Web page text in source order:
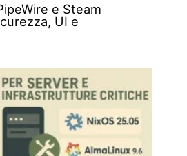
e Steam
UI e